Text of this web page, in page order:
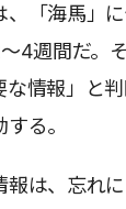
「海馬」に
4週間だ。
情報」と
る。
は、忘れ